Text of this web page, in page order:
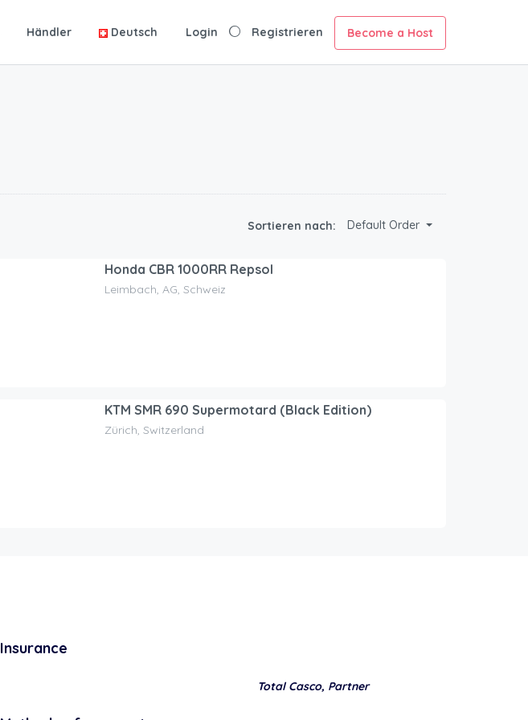
Händler Deutsch Login Registrieren Become a Host
Sortieren nach: Default Order
Honda CBR 1000RR Repsol
Leimbach, AG, Schweiz
KTM SMR 690 Supermotard (Black Edition)
Zürich, Switzerland
Insurance
Total Casco, Partner